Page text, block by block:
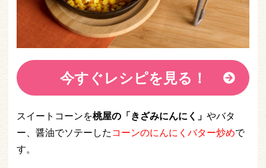
今すぐレシピを見る！
スイートコーンを桃屋の「きざみにんにく」 やバタ
ー、醤油でソテーしたコーンのにんにくバター炒めで
す。